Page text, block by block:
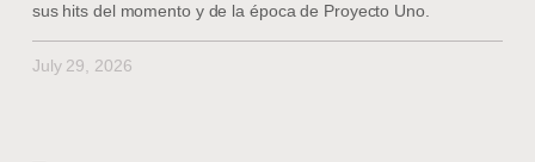
sus hits del momento y de la época de Proyecto Uno.
July 29, 2026